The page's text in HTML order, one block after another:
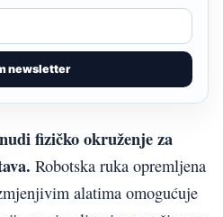
newsletter
nudi fizičko okruženje za
Robotska ruka opremljena
alatima omogućuje